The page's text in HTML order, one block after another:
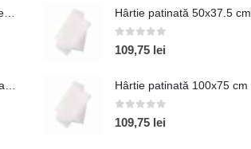
Hârtie patinată 50x37.5 cm
0 out of 5
109,75 lei
Hârtie patinată 100x75 cm
0 out of 5
109,75 lei